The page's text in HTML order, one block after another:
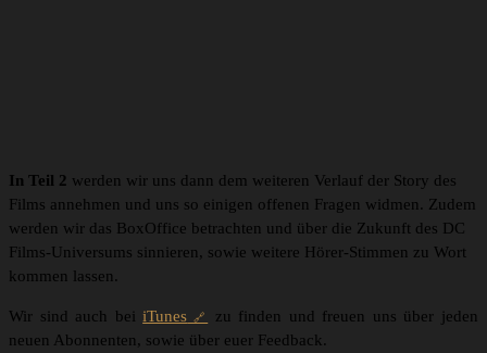
In Teil 2 werden wir uns dann dem weiteren Verlauf der Story des
Films annehmen und uns so einigen offenen Fragen widmen. Zudem
werden wir das BoxOffice betrachten und über die Zukunft des DC
Films-Universums sinnieren, sowie weitere Hörer-Stimmen zu Wort
kommen lassen.
Wir sind auch beiiTunes
zu finden und freuen uns über jeden
neuen Abonnenten, sowie über euer Feedback.